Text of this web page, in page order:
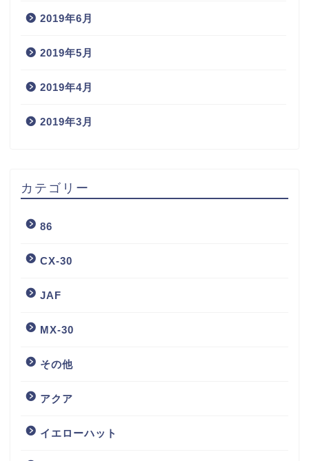
2019年6月
2019年5月
2019年4月
2019年3月
カテゴリー
86
CX-30
JAF
MX-30
その他
アクア
イエローハット